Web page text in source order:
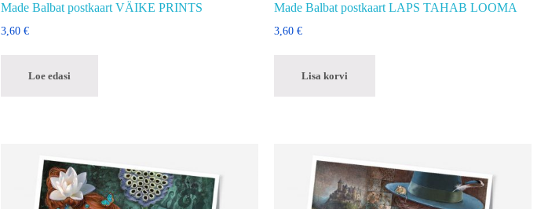
Made Balbat postkaart VÄIKE PRINTS
3,60 €
Loe edasi
Made Balbat postkaart LAPS TAHAB LOOMA
3,60€
Lisa korvi